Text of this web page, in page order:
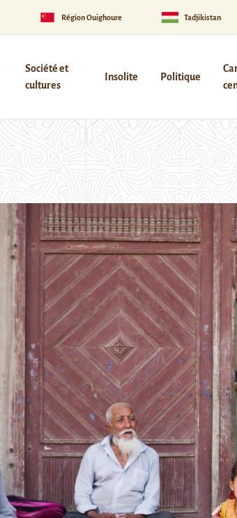
Région Ouïghoure Tadjikistan
Société et
cultures
Insolite Politique